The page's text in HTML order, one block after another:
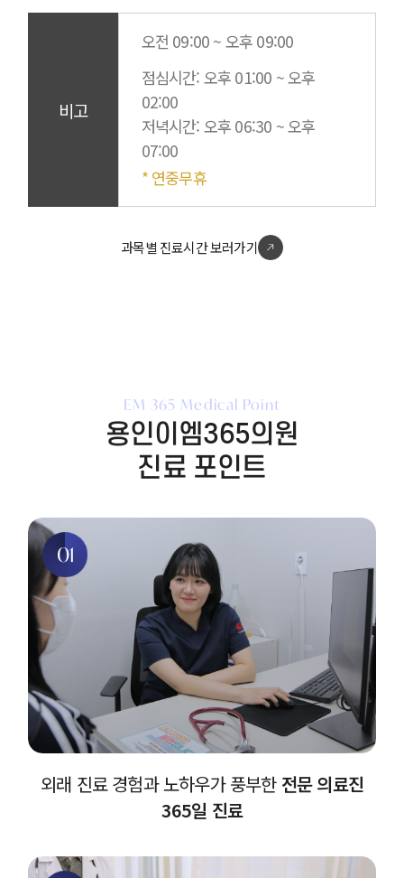
비고
오전 09:00 ~ 오후 09:00
점심시간: 오후 01:00 ~ 오후
02:00
저녁시간: 오후 06:30 ~ 오후
07:00
* 연중무휴
과목별 진료시간 보러가기
EM 365 Medical Point
용인이엠365의원
진료 포인트
01
외래 진료 경험과 노하우가 풍부한 전문 의료진
365일 진료